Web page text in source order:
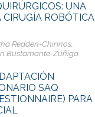
UNA
ROBÓTICA
Redden-Chirinos,
Bustamante-Zúñiga
SAQ
PARA